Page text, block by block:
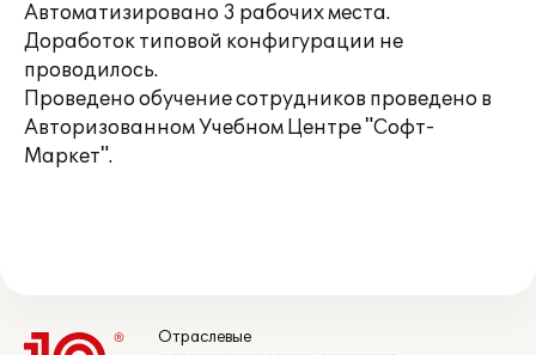
Автоматизировано 3 рабочих места.
Доработок типовой конфигурации не
проводилось.
Проведено обучение сотрудников проведено в
Авторизованном Учебном Центре "Софт-
Маркет".
Отраслевые